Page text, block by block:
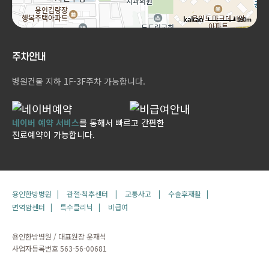
100m
주차안내
병원건물 지하 1F-3F주차 가능합니다.
네이버 예약 서비스를 통해서 빠르고 간편한
진료예약이 가능합니다.
용인한방병원 | 관절·척추센터 | 교통사고 |
수술후재활 |
면역암센터 |
특수클리닉 | 비급여
용인한방병원 / 대표원장 윤재석
사업자등록번호 563-56-00681